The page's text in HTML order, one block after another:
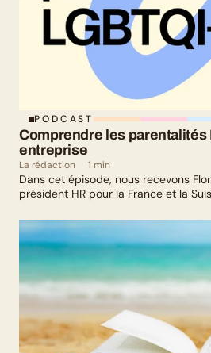
PODCAST
Comprendre les parentalités
entreprise
La rédaction 1 min
Dans cet épisode, nous recevons
président HR pour la France et la
leurs parcours de parents LGBTQ+.